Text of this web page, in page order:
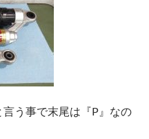
う事で末尾は『P』なの